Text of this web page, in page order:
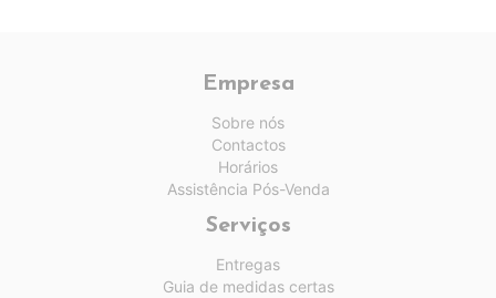
Empresa
Sobre nós
Contactos
Horários
Assistência Pós-Venda
Serviços
Entregas
Guia de medidas certas